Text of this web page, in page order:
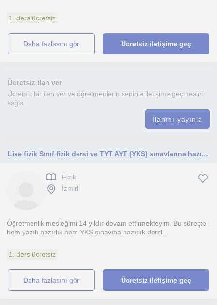
1. ders ücretsiz
daha fazlasını gör Ücretsiz iletişime geç
Ücretsiz ilan ver
Ücretsiz bir ilan ver ve öğretmenlerin seninle iletişime geçmesini
sağla
İlanını yayınla
Lise fizik Sınıf fizik dersi ve TYT AYT (YKS) sınavlarına hazırlık dersleri verilir
Fizik
İzmirli
Öğretmenlik mesleğimi 14 yıldır devam ettirmekteyim. Bu süreçte
hem yazılı hazırlık hem YKS sınavına hazırlık dersl...
1. ders ücretsiz
daha fazlasını gör Ücretsiz iletişime geç